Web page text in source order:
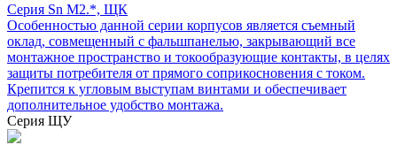
Серия Sn М2.*, ЩК
Особенностью данной серии корпусов является съемный
оклад, совмещенный с фальшпанелью, закрывающий все
монтажное пространство и токообразующие контакты, в целях
защиты потребителя от прямого соприкосновения с током.
Крепится к угловым выступам винтами и обеспечивает
дополнительное удобство монтажа.
Серия ЩУ